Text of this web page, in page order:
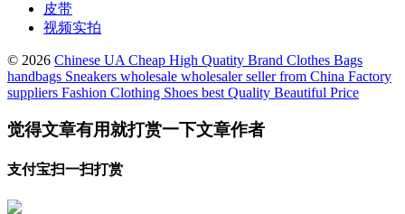
皮带
视频实拍
© 2026 Chinese UA Cheap High Quatity Brand Clothes Bags
handbags Sneakers wholesale wholesaler seller from China Factory
suppliers Fashion Clothing Shoes best Quality Beautiful Price
觉得文章有用就打赏一下文章作者
支付宝扫一扫打赏